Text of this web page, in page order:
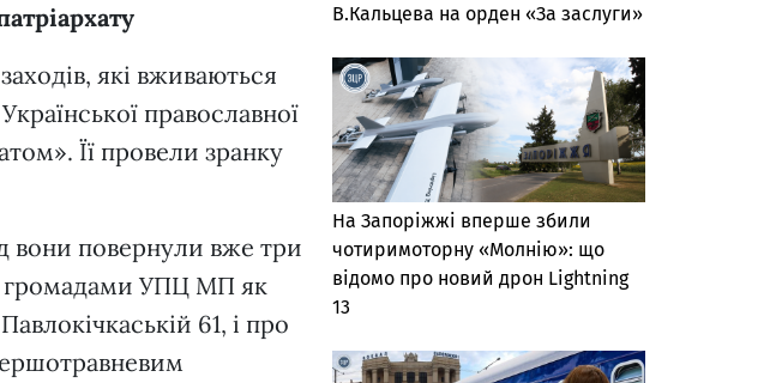
які вживаються
православної
Її провели зранку
вони повернули вже три
громадами УПЦ МП як
61, і про
В.Кальцева на орден «За заслуги»
На Запоріжжі вперше збили
чотиримоторну «Молнію»: що
відомо про новий дрон Lightning
13